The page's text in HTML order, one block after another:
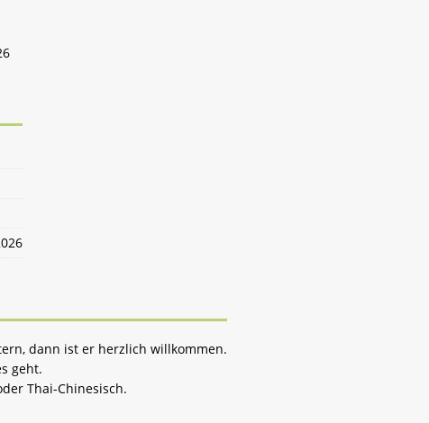
dann ist er herzlich willkommen.
geht.
Thai-Chinesisch.